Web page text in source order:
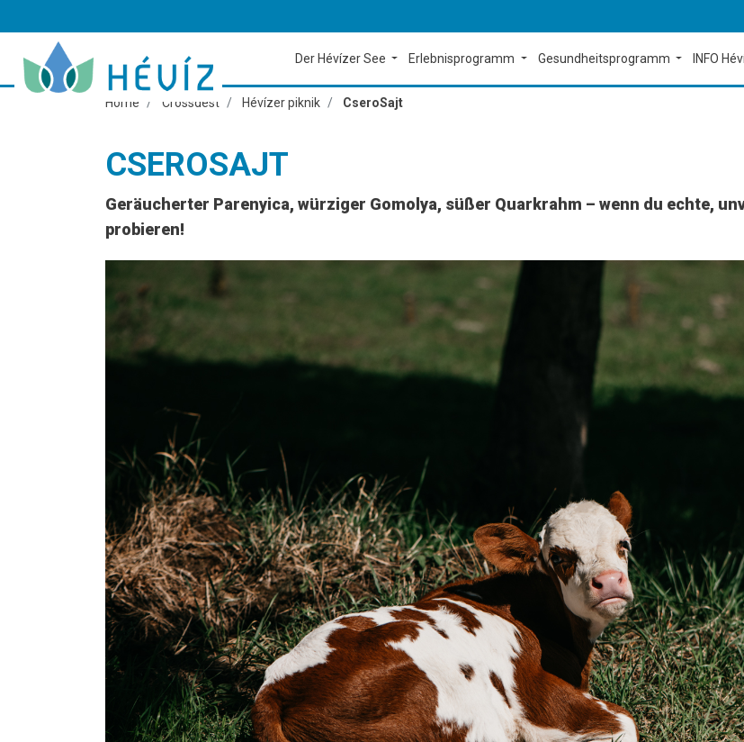
Der Hévízer See Erlebnisprogramm Gesundheitsprogramm INFO
Home Crossdest Hévízer piknik CseroSajt
CSEROSAJT
Geräucherter Parenyica, würziger Gomolya, süßer Quarkrahm – wenn du echte,
probieren!